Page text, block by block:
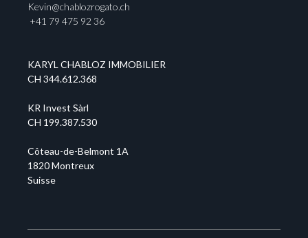
Kevin@chablozrogato.ch
+41 79 475 92 36
KARYL CHABLOZ IMMOBILIER
CH 344.612.368
KR Invest Sàrl
CH 199.387.530
Côteau-de-Belmont 1A
1820 Montreux
Suisse